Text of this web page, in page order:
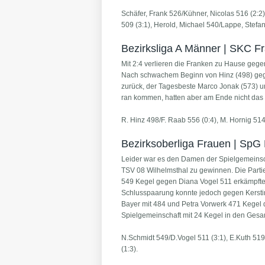
Schäfer, Frank 526/Kühner, Nicolas 516
509 (3:1), Herold, Michael 540/Lappe,
Bezirksliga A Männer | SKC
Mit 2:4 verlieren die Franken zu Hause
Nach schwachem Beginn von Hinz (498)
zurück, der Tagesbeste Marco Jonak (573)
ran kommen, hatten aber am Ende nicht
R. Hinz 498/F. Raab 556 (0:4), M. Hornig
Bezirksoberliga Frauen |
Leider war es den Damen der
TSV 08 Wilhelmsthal zu gewinnen. Die
549 Kegel gegen Diana Vogel 511
Schlusspaarung konnte jedoch gegen
Bayer mit 484 und Petra Vorwerk 471
Spielgemeinschaft mit 24 Kegel in den
N.Schmidt 549/D.Vogel 511 (3:1), E.Kuth
(1:3).